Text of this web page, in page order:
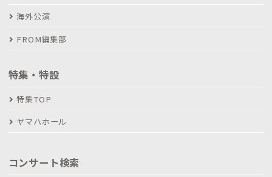
海外公演
FROM編集部
特集・特設
特集TOP
ヤマハホール
コンサート検索